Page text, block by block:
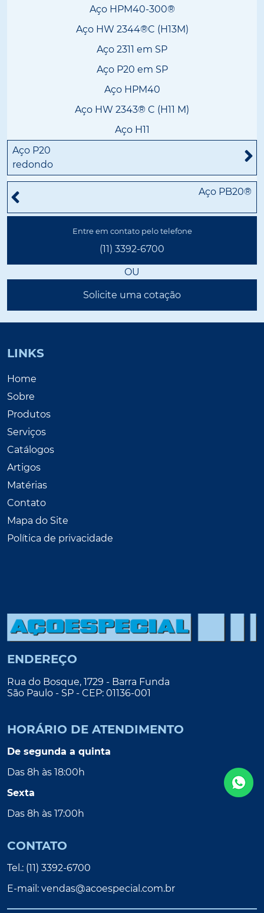
Aço HPM40-300®
Aço HW 2344®C (H13M)
Aço 2311 em SP
Aço P20 em SP
Aço HPM40
Aço HW 2343® C (H11 M)
Aço H11
Aço P20
redondo
Aço PB20®
Entre em contato pelo telefone
(11) 3392-6700
OU
Solicite uma cotação
LINKS
Home
Sobre
Produtos
Serviços
Catálogos
Artigos
Matérias
Contato
Mapa do Site
Política de privacidade
ENDEREÇO
Rua do Bosque, 1729 - Barra Funda
São Paulo - SP - CEP: 01136-001
HORÁRIO DE ATENDIMENTO
De segunda a quinta
Das 8h às 18:00h
Sexta
Das 8h às 17:00h
CONTATO
Tel.: (11) 3392-6700
E-mail: vendas@acoespecial.com.br